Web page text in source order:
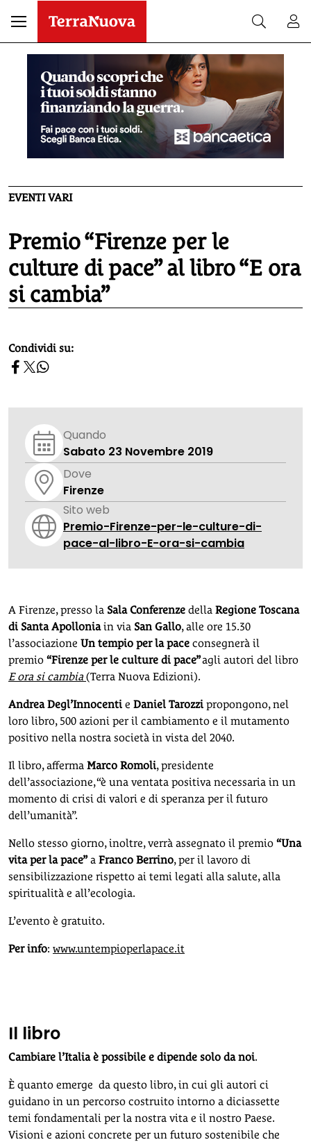
EVENTI VARI
Premio “Firenze per le
culture di pace” al libro “E ora
si cambia”
homepage h2
Condividi su:
Quando
Sabato 23 Novembre 2019
Dove
Firenze
Sito web
Premio-Firenze-per-le-culture-di-
pace-al-libro-E-ora-si-cambia
A Firenze, presso la Sala Conferenze della Regione Toscana
di Santa Apolloniain via San Gallo, alle ore 15.30
l’associazione Un tempio per la pace consegnerà il
premio “Firenze per le culture di pace”agli autori del libro
E ora si cambia (Terra Nuova Edizioni).
Andrea Degl’Innocenti e Daniel Tarozzi propongono, nel
loro libro, 500 azioni per il cambiamento e il mutamento
positivo nella nostra società in vista del 2040.
Il libro, afferma Marco Romoli, presidente
dell’associazione, “è una ventata positiva necessaria in un
momento di crisi di valori e di speranza per il futuro
dell’umanità”.
Nello stesso giorno, inoltre, verrà assegnato il premio “Una
vita per la pace”a Franco Berrino, per il lavoro di
sensibilizzazione rispetto ai temi legati alla salute, alla
spiritualità e all’ecologia.
L’evento è gratuito.
Per info: www.untempioperlapace.it
Il libro
Cambiare l’Italia è possibile e dipende solo da noi.
È quanto emerge da questo libro, in cui gli autori ci
guidano in un percorso costruito intorno a diciassette
temi fondamentali per la nostra vita e il nostro Paese.
Visioni e azioni concrete per un futuro sostenibile che